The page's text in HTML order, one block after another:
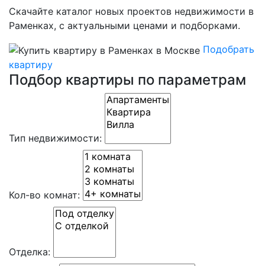
Скачайте каталог новых проектов недвижимости в
Раменках, с актуальными ценами и подборками.
Подобрать
квартиру
Подбор квартиры по параметрам
Тип недвижимости:
Кол-во комнат:
Отделка: